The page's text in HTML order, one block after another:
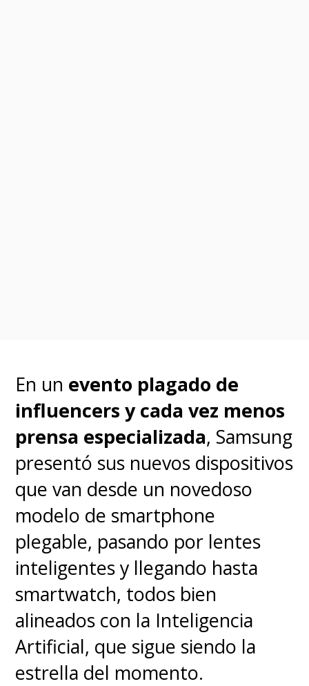
trabajar un archivo en
diferentes equipos.
Aúnno hay fecha disponible
ni tampoco precios, pero ya
tenemos la confirmación que
la serie Galaxy Book5
aterrizará muy pronto en
nuestro país.
En un evento plagado de
influencers y cada vez menos
prensa especializada, Samsung
presentó sus nuevos dispositivos
que van desde un novedoso
modelo de smartphone
plegable, pasando por lentes
inteligentes y llegando hasta
smartwatch, todos bien
alineados con la Inteligencia
Artificial, que sigue siendo la
estrella del momento.